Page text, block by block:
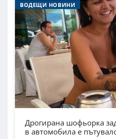
ВОДЕЩИ НОВИНИ
Дрогирана шофьорка
в автомобила е